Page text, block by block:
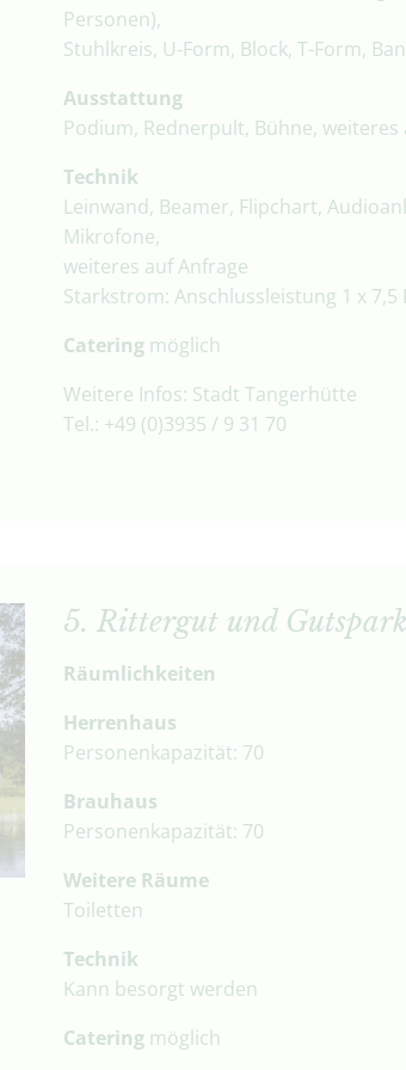
Personen),
Stuhlkreis, U-Form, Block, T-Form,
Ausstattung
Podium, Rednerpult, Bühne, weiteres
Technik
Leinwand, Beamer, Flipchart,
Mikrofone,
weiteres auf Anfrage
Starkstrom: Anschlussleistung 1 x 7,5
Catering möglich
Weitere Infos: Stadt Tangerhütte
Tel.: +49 (0)3935 / 9 31 70
5. Rittergut und
Räumlichkeiten
Herrenhaus
Personenkapazität: 70
Brauhaus
Personenkapazität: 70
Weitere Räume
Toiletten
Technik
Kann besorgt werden
Catering möglich